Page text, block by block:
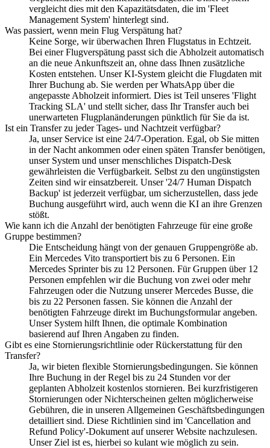
vergleicht dies mit den Kapazitätsdaten, die im 'Fleet
Management System' hinterlegt sind.
Was passiert, wenn mein Flug Verspätung hat?
Keine Sorge, wir überwachen Ihren Flugstatus in Echtzeit.
Bei einer Flugverspätung passt sich die Abholzeit automatisch
an die neue Ankunftszeit an, ohne dass Ihnen zusätzliche
Kosten entstehen. Unser KI-System gleicht die Flugdaten mit
Ihrer Buchung ab. Sie werden per WhatsApp über die
angepasste Abholzeit informiert. Dies ist Teil unseres 'Flight
Tracking SLA' und stellt sicher, dass Ihr Transfer auch bei
unerwarteten Flugplanänderungen pünktlich für Sie da ist.
Ist ein Transfer zu jeder Tages- und Nachtzeit verfügbar?
Ja, unser Service ist eine 24/7-Operation. Egal, ob Sie mitten
in der Nacht ankommen oder einen späten Transfer benötigen,
unser System und unser menschliches Dispatch-Desk
gewährleisten die Verfügbarkeit. Selbst zu den ungünstigsten
Zeiten sind wir einsatzbereit. Unser '24/7 Human Dispatch
Backup' ist jederzeit verfügbar, um sicherzustellen, dass jede
Buchung ausgeführt wird, auch wenn die KI an ihre Grenzen
stößt.
Wie kann ich die Anzahl der benötigten Fahrzeuge für eine große
Gruppe bestimmen?
Die Entscheidung hängt von der genauen Gruppengröße ab.
Ein Mercedes Vito transportiert bis zu 6 Personen. Ein
Mercedes Sprinter bis zu 12 Personen. Für Gruppen über 12
Personen empfehlen wir die Buchung von zwei oder mehr
Fahrzeugen oder die Nutzung unserer Mercedes Busse, die
bis zu 22 Personen fassen. Sie können die Anzahl der
benötigten Fahrzeuge direkt im Buchungsformular angeben.
Unser System hilft Ihnen, die optimale Kombination
basierend auf Ihren Angaben zu finden.
Gibt es eine Stornierungsrichtlinie oder Rückerstattung für den
Transfer?
Ja, wir bieten flexible Stornierungsbedingungen. Sie können
Ihre Buchung in der Regel bis zu 24 Stunden vor der
geplanten Abholzeit kostenlos stornieren. Bei kurzfristigeren
Stornierungen oder Nichterscheinen gelten möglicherweise
Gebühren, die in unseren Allgemeinen Geschäftsbedingungen
detailliert sind. Diese Richtlinien sind im 'Cancellation and
Refund Policy'-Dokument auf unserer Website nachzulesen.
Unser Ziel ist es, hierbei so kulant wie möglich zu sein.